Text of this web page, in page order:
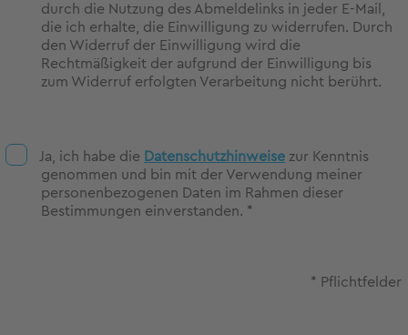
durch die Nutzung des Abmeldelinks in jeder E-Mail,
die ich erhalte, die Einwilligung zu widerrufen. Durch
den Widerruf der Einwilligung wird die
Rechtmäßigkeit der aufgrund der Einwilligung bis
zum Widerruf erfolgten Verarbeitung nicht berührt.
Ja, ich habe die Datenschutzhinweise zur Kenntnis
genommen und bin mit der Verwendung meiner
personenbezogenen Daten im Rahmen dieser
Bestimmungen einverstanden. *
* Pflichtfelder